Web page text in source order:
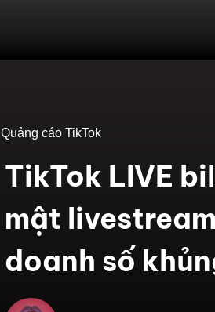
Quảng cáo TikTok
TikTok LIVE
mật
doanh số